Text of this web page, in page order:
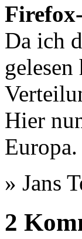
Da ich
Hier
» Jans
2